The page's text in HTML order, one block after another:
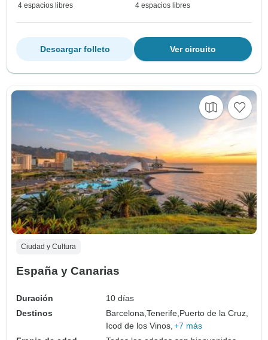
4 espacios libres 4 espacios libres
Ver circuito
Descargar folleto
Ciudad y Cultura
España y Canarias
Duración
10 días
Destinos
Barcelona,Tenerife, Puerto de la Cruz,
Icod de los Vinos, +7 más